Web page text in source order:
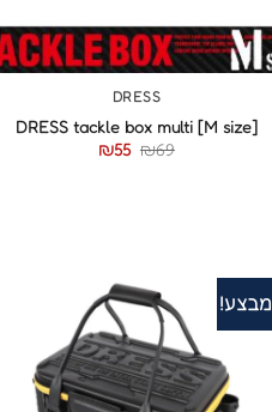
+
DRESS
DRESS tackle box multi [M size]
₪69
₪55
מבצע!